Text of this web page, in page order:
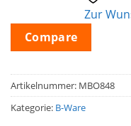
Zur
Compare
Artikelnummer: MBO848
Kategorie: B-Ware